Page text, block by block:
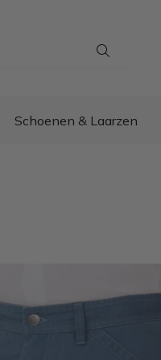
Schoenen & Laarzen